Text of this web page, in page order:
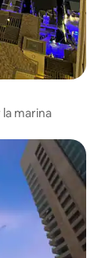
marina